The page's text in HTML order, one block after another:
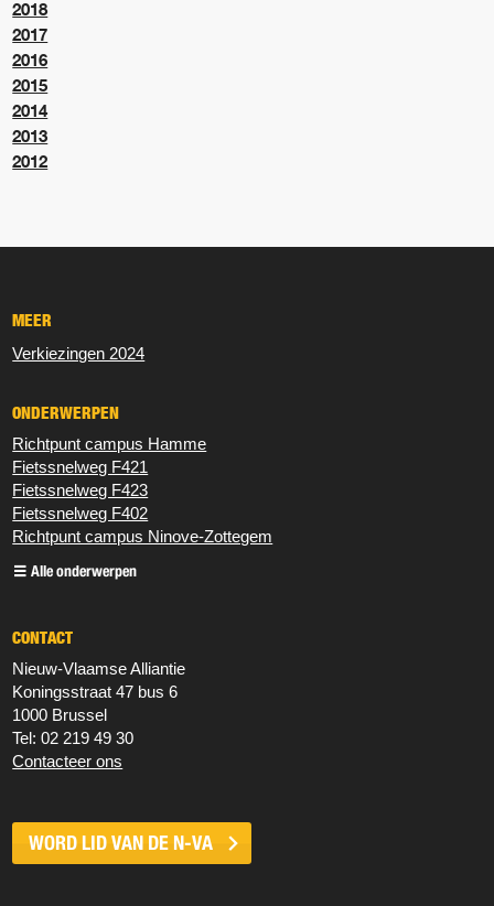
2018
2017
2016
2015
2014
2013
2012
MEER
Verkiezingen 2024
ONDERWERPEN
Richtpunt campus Hamme
Fietssnelweg F421
Fietssnelweg F423
Fietssnelweg F402
Richtpunt campus Ninove-Zottegem
Alle onderwerpen
CONTACT
Nieuw‐Vlaamse Alliantie
Koningsstraat 47 bus 6
1000 Brussel
Tel: 02 219 49 30
Contacteer ons
WORD LID VAN DE N-VA